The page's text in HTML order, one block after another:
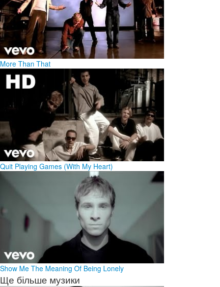
More Than That
Quit Playing Games (With My Heart)
Show Me The Meaning Of Being Lonely
Ще більше музики